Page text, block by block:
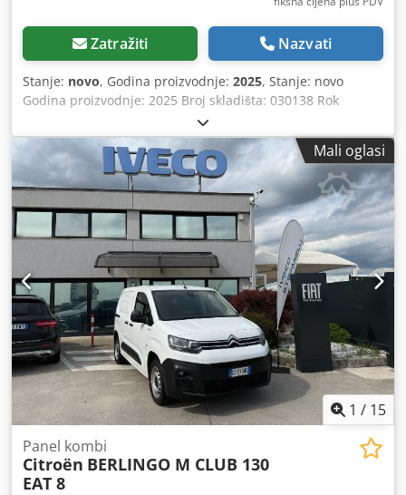
Zatražiti Nazvati
Stanje: novo, Godina proizvodnje: 2025, Stanje: novo
Godina proizvodnje: 2025 Broj skladišta: 030138 Rok
isporuke: odmah, uz mogućnost prethodne prodaje Zemlja
porijekla: Njemačka Cijena: 3.444,77 € Na skladištu: 1 kom
Kapacitet bušenja u konstrukcijskom čeliku: 13 mm Prihvat:
MK 2 Izmak: 220 mm Raspon broja okretaja: 40 – 4.000
min⁻¹ Kapacitet narezivanja navoja: M 10 (ovisno o nagibu)
Duljina: 520 mm Širina: 400 mm Visina: 850 mm Masa: 62
kg Hod pinole: 60 mm Udaljenost vreteno – stol: 85 – 370
mm Udaljenost vreteno – postolje: 420 mm Stol: 300 x 250
mm Promjer stupa: 70 mm Neprekidan/normirani
kapacitet bušenja: 13 / 15 mm (u E335/ST60), 12 Nm Ručni
posmak Digitalni prikaz broja okretaja i dubine bušenja
Uređaj za narezivanje navoja Upravljačka ploča s OLED
zaslonom Robusni, visokokvalitetni poklopac glave bušilice
s ergonomski nagnutom prednjom stranom LED
osvjetljenje Brza i ergonomska podešavanja graničnika
dubine bušenja Bezkonačna regulacija broja okretaja
putem centralnog regulatora Udarni prekidač za hitno
zaustavljanje (NOT-AUS) Termička zaštita od
preopterećenja Zaustavljanje vretena Zaštita za bušenje s
elektroničkom zaštitom Priključni kabel sa Schuko utikačem
Mali oglasi
1 / 15
Panel kombi
Citroën BERLINGO M CLUB 130
EAT 8